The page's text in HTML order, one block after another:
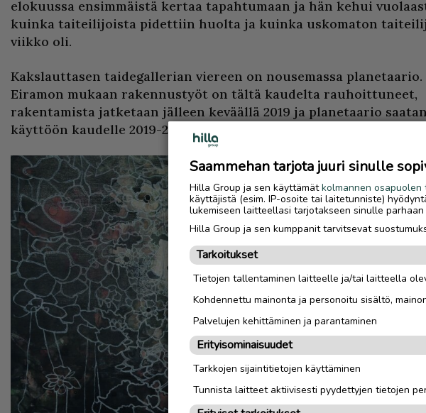
elokuussa ensimmäistä kertaa tapahtumaan ja hän kehui
kuinka taiteilijoista pidettiin huolta ja kuinka uskomaton
viikko oli.
Kakslauttasen taidegallerian viereen on nousemassa planetaario.
Eiramon mukaan rakennustyöt on tältä kaudelta rauhoittuneet,
rakentamista jatketaan jälleen keväällä 2019 ja planetaario
käyttöön kaudelle 2019-2020.
Saammehan tarjota juuri sinulle
Hilla Group ja sen käyttämätkolmannen
käyttäjistä (esim. IP-osoite tai laitetunniste)
lukemiseen laitteellasi tarjotakseen sinulle
Hilla Group ja sen kumppanit tarvitsevat
Tarkoitukset
Tietojen tallentaminen laitteelle ja/tai laitteella
Kohdennettu mainonta ja personoitu sisältö,
Palvelujen kehittäminen ja parantaminen
Erityisominaisuudet
Tarkkojen sijaintitietojen käyttäminen
Tunnista laitteet aktiivisesti pyydettyjen tietojen